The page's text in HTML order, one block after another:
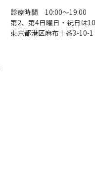
診療時間 10:00～19:00
第2、第4日曜日・祝日は
東京都港区麻布十番3-10-1